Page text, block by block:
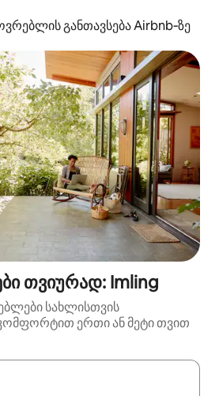
განთავსება Airbnb‑ზე
თვიურად: Imling
სახლისთვის
ერთი ან მეტი თვით
გახდება, ნავიგაციისთვის